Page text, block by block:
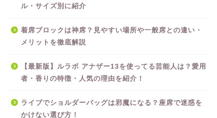
ル・サイズ別に紹介
着席ブロックは神席？見やすい場所や一般席との違い・
メリットを徹底解説
【最新版】ルラボ アナザー13を使ってる芸能人は？愛用
者・香りの特徴・人気の理由を紹介！
ライブでショルダーバッグは邪魔になる？座席で迷惑を
かけない選び方！